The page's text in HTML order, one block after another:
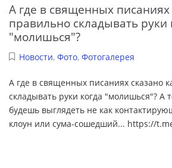
А где в священных писаниях
правильно складывать руки
"молишься"?
Новости, Фото, Фотогалерея
А где в священных писаниях сказано
складывать руки когда "молишься"? А
будешь выглядеть не как
клоун или сума-сошедший... https://